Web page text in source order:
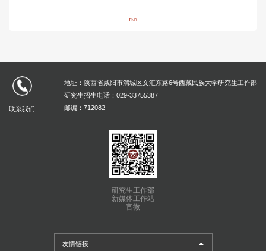
联系我们
地址：陕西省咸阳市渭城区文汇东路6号西藏民族大学研究生工作部
研究生招生电话：029-33755387
邮编：712082
友情链接
研究生工作部
新媒体工作站
官微